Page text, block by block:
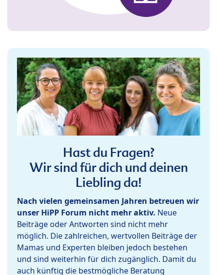
Hast du Fragen?
Wir sind für dich und deinen
Liebling da!
Nach vielen gemeinsamen Jahren betreuen wir
unser HiPP Forum nicht mehr aktiv. Neue
Beiträge oder Antworten sind nicht mehr
möglich. Die zahlreichen, wertvollen Beiträge der
Mamas und Experten bleiben jedoch bestehen
und sind weiterhin für dich zugänglich. Damit du
auch künftig die bestmögliche Beratung